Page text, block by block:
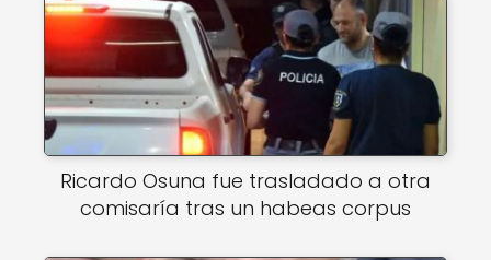
Ricardo Osuna fue trasladado a otra
comisaría tras un habeas corpus